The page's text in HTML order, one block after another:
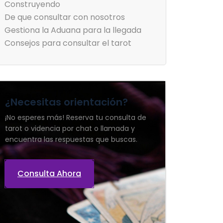
Construyendo
De que consultar con nosotros
Gestiona la Aduana para la llegada
Consejos para consultar el tarot
¿Necesitas orientación?
¡No esperes más! Reserva tu consulta de
tarot o videncia por chat o llamada y
encuentra las respuestas que buscas.
Consulta Ahora